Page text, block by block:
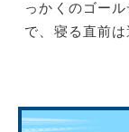
っかくのゴー
で、寝る直前は